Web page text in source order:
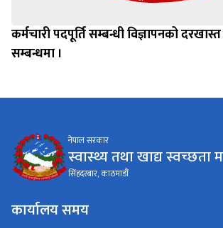
कर्मचारी पदपूर्ति सम्बन्धी विज्ञापनको
सम्बन्धमा ।
नेपाल सरकार
स्वास्थ्य तथा खाद्य स्वच्छता
सिंहदरबार, काठमाडौं
कार्यालय समय